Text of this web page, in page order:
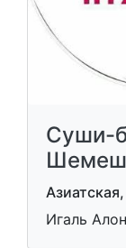
Суши-
Шемеш
Игаль